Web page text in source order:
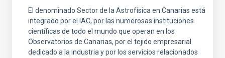
El denominado Sector de la Astrofísica en Canarias está
integrado por el IAC, por las numerosas instituciones
científicas de todo el mundo que operan en los
Observatorios de Canarias, por el tejido empresarial
dedicado a la industria y por los servicios relacionados